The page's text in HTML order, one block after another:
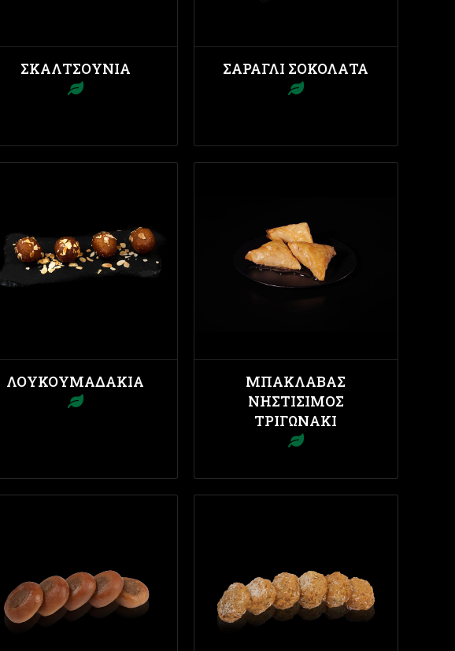
ΣΚΑΛΤΣΟΎΝΙΑ ΣΑΡΑΓΛΊ ΣΟΚΟΛΆΤΑ
ΛΟΥΚΟΥΜΑΔΆΚΙΑ
ΜΠΑΚΛΑΒΆΣ
ΝΗΣΤΊΣΙΜΟΣ
ΤΡΙΓΩΝΆΚΙ